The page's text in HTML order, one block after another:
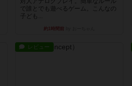
で誰とでも遊べるゲーム。こんなの
子ども...
約1時間前
レビュー